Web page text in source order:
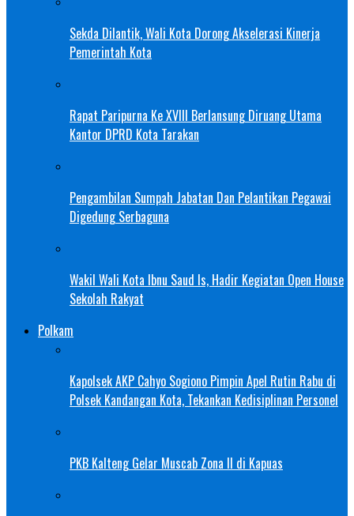
Sekda Dilantik, Wali Kota Dorong Akselerasi Kinerja
Pemerintah Kota
Rapat Paripurna Ke XVIII Berlansung Diruang Utama
Kantor DPRD Kota Tarakan
Pengambilan Sumpah Jabatan Dan Pelantikan Pegawai
Digedung Serbaguna
Wakil Wali Kota Ibnu Saud Is, Hadir Kegiatan Open House
Sekolah Rakyat
Polkam
Kapolsek AKP Cahyo Sogiono Pimpin Apel Rutin Rabu di
Polsek Kandangan Kota, Tekankan Kedisiplinan Personel
PKB Kalteng Gelar Muscab Zona II di Kapuas